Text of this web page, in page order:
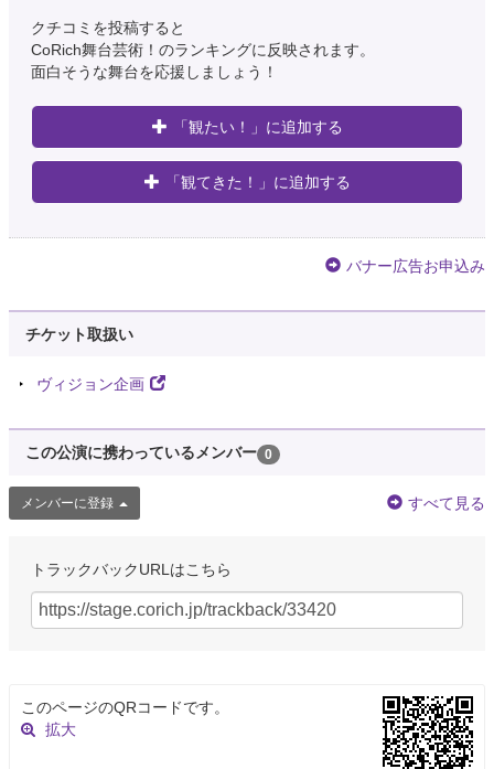
クチコミを投稿すると
CoRich舞台芸術！のランキングに反映されます。
面白そうな舞台を応援しましょう！
「観たい！」に追加する
「観てきた！」に追加する
バナー広告お申込み
チケット取扱い
ヴィジョン企画
この公演に携わっているメンバー 0
メンバーに登録 すべて見る
トラックバックURLはこちら
このページのQRコードです。
拡大